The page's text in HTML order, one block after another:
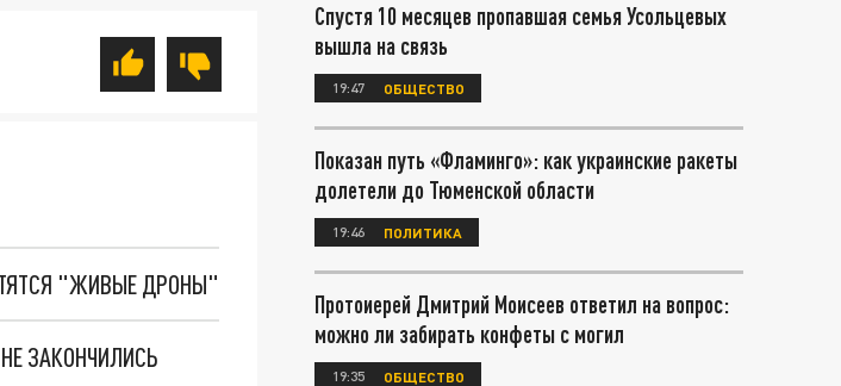
"ЖИВЫЕ ДРОНЫ"
ЗАКОНЧИЛИСЬ
Спустя 10 месяцев пропавшая семья Усольцевых
вышла на связь
19:47 ОБЩЕСТВО
Показан путь «Фламинго»: как украинские ракеты
долетели до Тюменской области
19:46 ПОЛИТИКА
Протоиерей Дмитрий Моисеев ответил на вопрос:
можно ли забирать конфеты с могил
19:35 ОБЩЕСТВО